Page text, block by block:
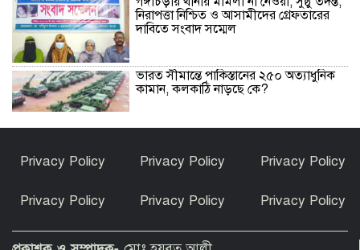
নিরাপত্তা নিশ্চিত ও আসামীদের গ্রেফতারের
দাবিতে সংবাদ সম্মেল
ভারত সীমান্তে পাকিস্তানের ২৫০ অত্যাধুনিক
কামান, কলকাঠি নাড়ছে কে?
পরীক্ষা নেওয়া হবে
আইসিইউতে হাইকমিশনার
Privacy Policy Privacy Policy Privacy Policy
Privacy Policy Privacy Policy Privacy Policy